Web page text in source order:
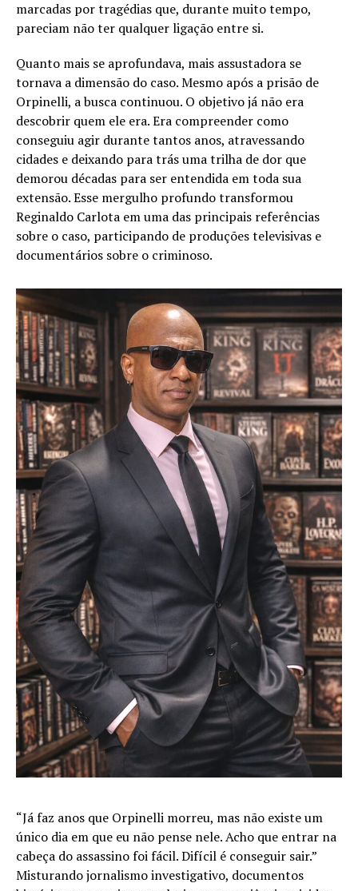
marcadas por tragédias que, durante muito tempo,
pareciam não ter qualquer ligação entre si.
Quanto mais se aprofundava, mais assustadora se
tornava a dimensão do caso. Mesmo após a prisão de
Orpinelli, a busca continuou. O objetivo já não era
descobrir quem ele era. Era compreender como
conseguiu agir durante tantos anos, atravessando
cidades e deixando para trás uma trilha de dor que
demorou décadas para ser entendida em toda sua
extensão. Esse mergulho profundo transformou
Reginaldo Carlota em uma das principais referências
sobre o caso, participando de produções televisivas e
documentários sobre o criminoso.
“Já faz anos que Orpinelli morreu, mas não existe um
único dia em que eu não pense nele. Acho que entrar na
cabeça do assassino foi fácil. Difícil é conseguir sair.”
Misturando jornalismo investigativo, documentos